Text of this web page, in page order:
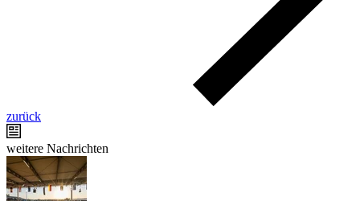
zurück
weitere Nachrichten